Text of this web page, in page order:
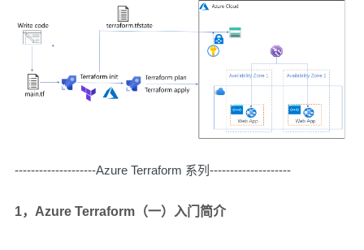
--------------------Azure Terraform 系列--------------------
1，Azure Terraform（一）入门简介